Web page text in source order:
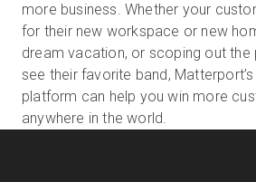
Ventes : +33 1 85 65 09 33
more business. Whether your
for their new workspace or new
dream vacation, or scoping out
see their favorite band,
platform can help you win more
anywhere in the world.